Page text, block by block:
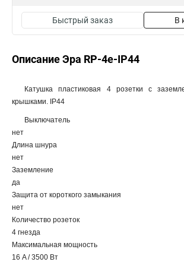
Быстрый заказ В
Описание Эра RP-4e-IP44
Катушка пластиковая 4 розетки с
крышками. IP44
Выключатель
нет
Длина шнура
нет
Заземление
да
Защита от короткого замыкания
нет
Количество розеток
4 гнезда
Максимальная мощность
16 A / 3500 Вт